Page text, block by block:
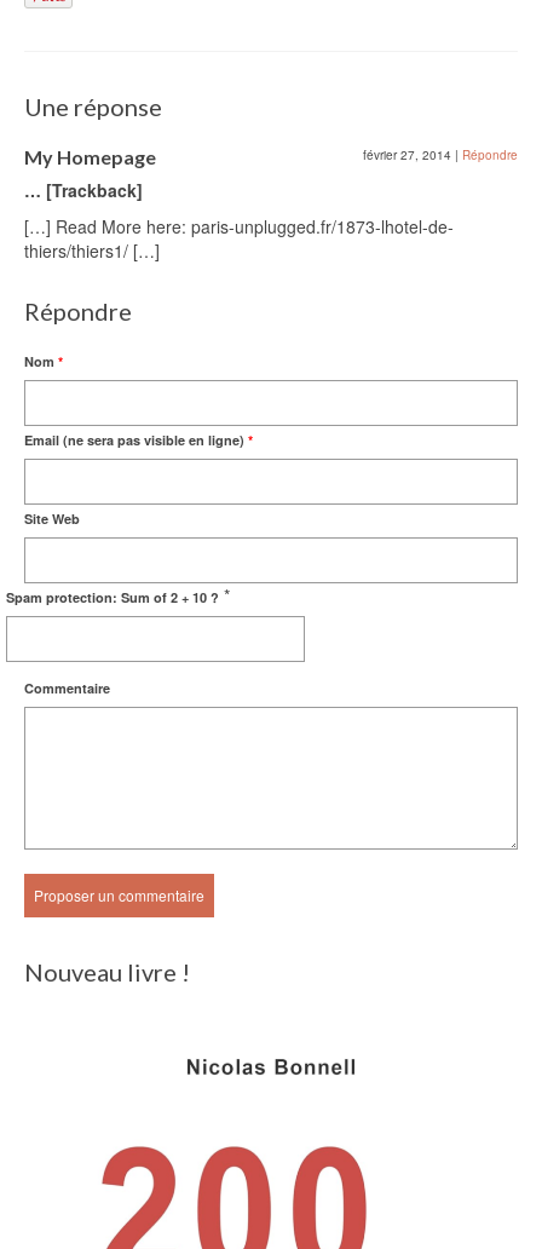
Une réponse
My Homepage février 27, 2014 | Répondre
… [Trackback]
[…] Read More here: paris-unplugged.fr/1873-lhotel-de-
thiers/thiers1/ […]
Répondre
Nom *
Email (ne sera pas visible en ligne) *
Site Web
Spam protection: Sum of 2 + 10 ? *
Commentaire
Nouveau livre !